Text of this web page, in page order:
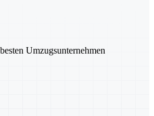
Umzugsunternehmen